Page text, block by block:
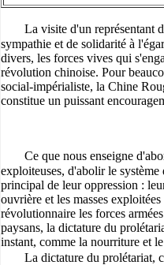
La visite d'un représentant
sympathie et de solidarité à
divers, les forces vives qui
révolution chinoise. Pour
social-impérialiste, la Chine
constitue un puissant
Ce que nous enseigne
exploiteuses, d'abolir le
principal de leur oppression :
ouvrière et les masses
révolutionnaire les forces
paysans, la dictature du
instant, comme la nourriture et
La dictature du prolétariat,